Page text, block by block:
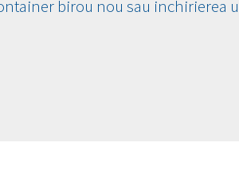
birou nou sau inchirierea